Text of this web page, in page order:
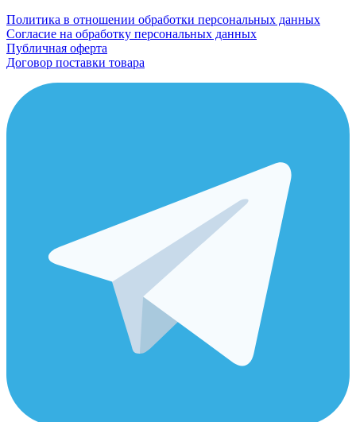
Политика в отношении обработки персональных данных
Согласие на обработку персональных данных
Публичная оферта
Договор поставки товара